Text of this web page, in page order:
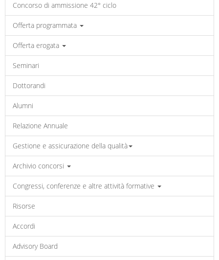
Concorso di ammissione 42° ciclo
Offerta programmata
Offerta erogata
Seminari
Dottorandi
Alumni
Relazione Annuale
Gestione e assicurazione della qualità
Archivio concorsi
Congressi, conferenze e altre attività formative
Risorse
Accordi
Advisory Board